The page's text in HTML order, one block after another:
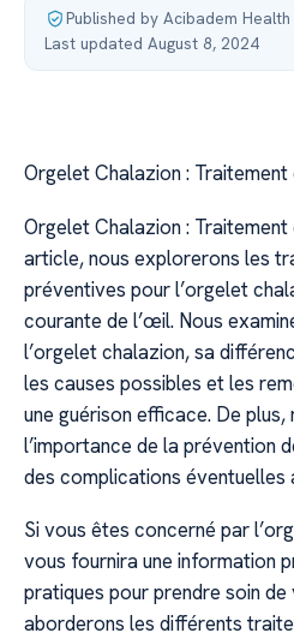
Published by Acibadem Health
Last updated August 8, 2024
Orgelet Chalazion :
Orgelet Chalazion :
article, nous explorerons les
préventives pour l’orgelet
courante de l’œil. Nous
l’orgelet chalazion, sa
les causes possibles et les
une guérison efficace. De
l’importance de la prévention
des complications éventuelles
Si vous êtes concerné par
vous fournira une information
pratiques pour prendre soin de
aborderons les différents